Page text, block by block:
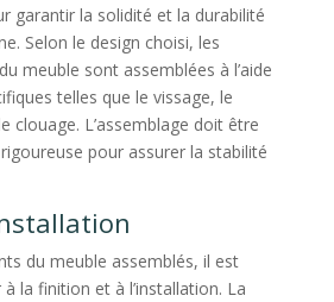
garantir la solidité et la durabilité
Selon le design choisi, les
meuble sont assemblées à l’aide
telles que le vissage, le
clouage. L’assemblage doit être
pour assurer la stabilité
du meuble assemblés, il est
la finition et à l’installation. La